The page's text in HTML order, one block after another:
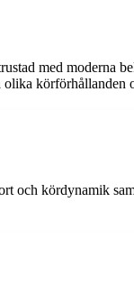
med moderna
körförhållanden
och kördynamik